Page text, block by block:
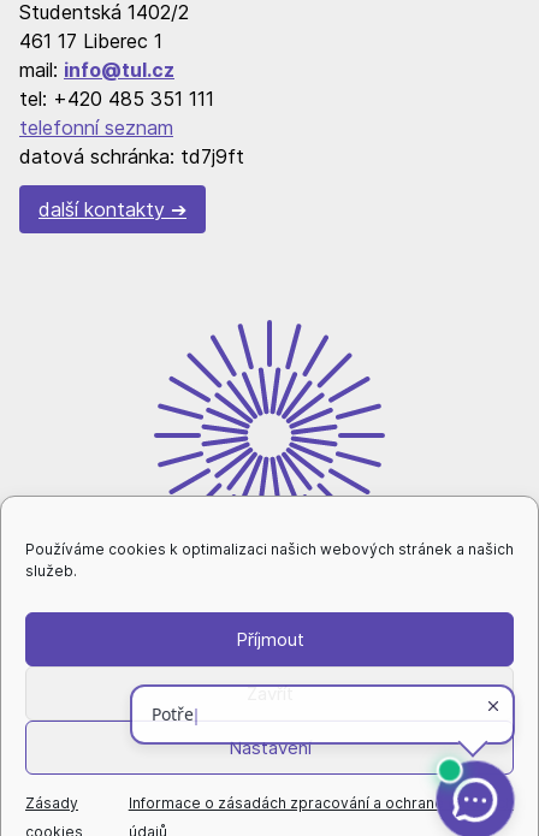
Používáme cookies k optimalizaci našich webových stránek a našich
služeb.
Příjmout
Zavřít
Nastavení
Zásady
cookies
Informace o zásadách zpracování a ochraně osobních
údajů
Studentská 1402/2
461 17 Liberec 1
mail: info@tul.cz
tel: +420 485 351 111
telefonní seznam
datová schránka: td7j9ft
další kontakty
ochrana osobních údajů|nastavení cookies|
prohlášení o přístupnosti|rovné příležitosti a diverzita|
© Technická univerzita v Liberci